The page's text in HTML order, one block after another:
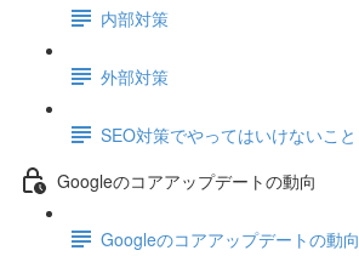
内部対策
外部対策
SEO対策でやってはいけないこと
Googleのコアアップデートの動向
Googleのコアアップデートの動向